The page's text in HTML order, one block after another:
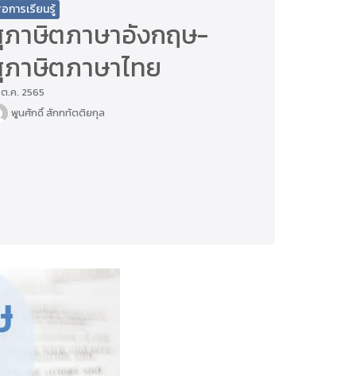
การเรียนรู้
าษิตภาษาอังกฤษ-
าษิตภาษาไทย
ต.ค. 2565
พูนศักดิ์ สักกทัตติยกุล